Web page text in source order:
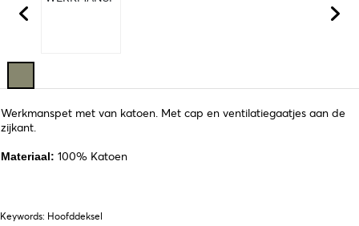
Werkmanspet met van katoen. Met cap en ventilatiegaatjes aan de
zijkant.
Materiaal: 100% Katoen
Keywords: Hoofddeksel